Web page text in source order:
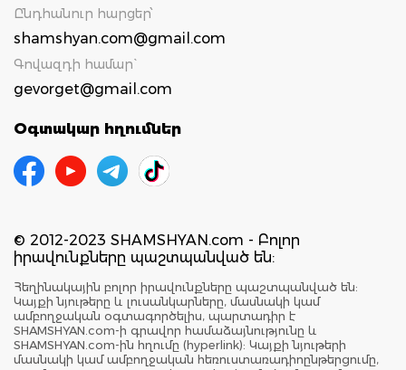
Ընդհանուր հարցեր՝
shamshyan.com@gmail.com
Գովազդի համար`
gevorget@gmail.com
Օգտակար հղումներ
© 2012-2023 SHAMSHYAN.com - Բոլոր
իրավունքները պաշտպանված են:
Հեղինակային բոլոր իրավունքները պաշտպանված են:
Կայքի նյութերը և լուսանկարները, մասնակի կամ
ամբողջական օգտագործելիս, պարտադիր է
SHAMSHYAN.com-ի գրավոր համաձայնությունը և
SHAMSHYAN.com-ին հղումը (hyperlink): Կայքի նյութերի
մասնակի կամ ամբողջական հեռուստառադիոընթերցումը,